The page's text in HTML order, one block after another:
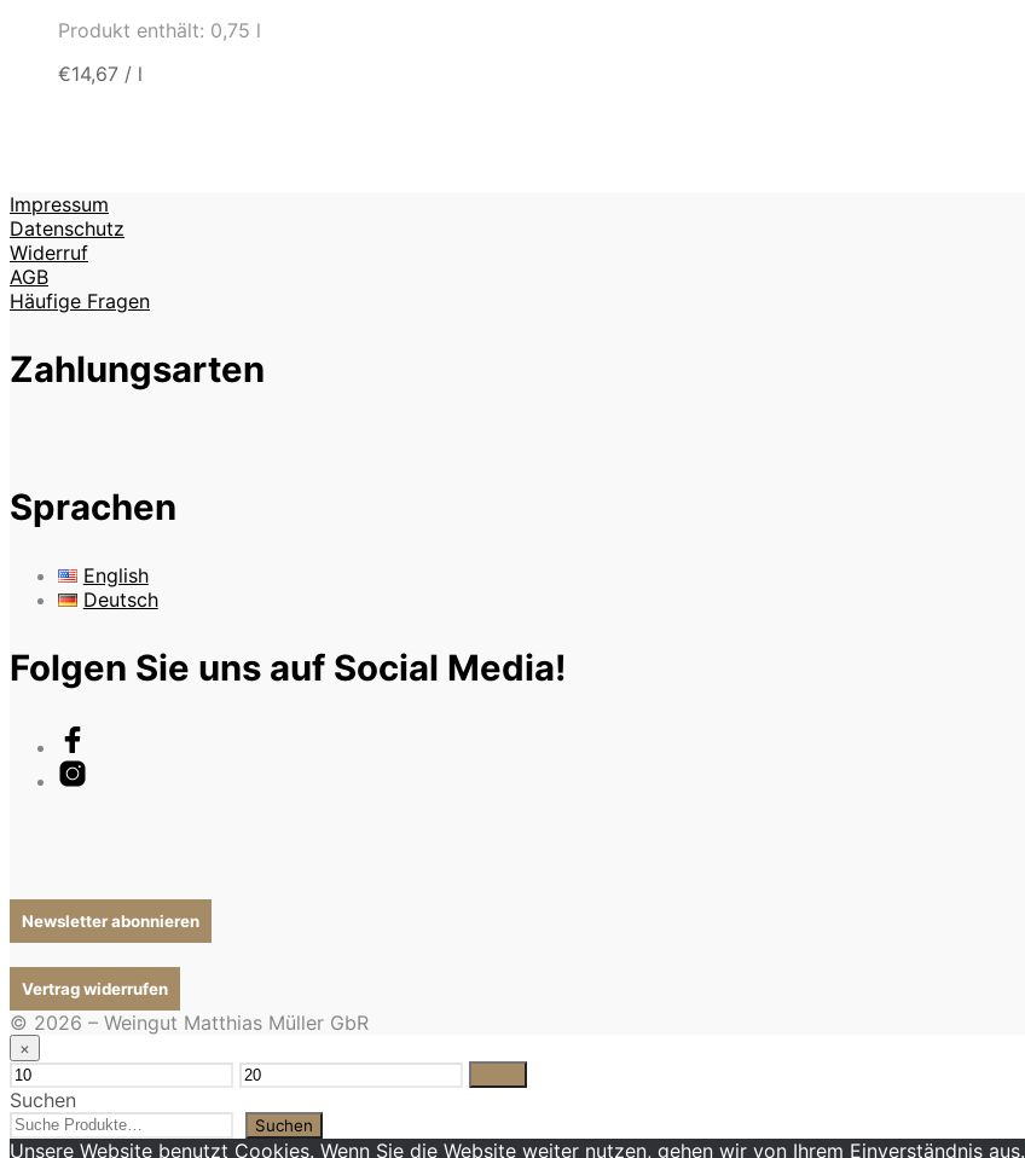
Produkt enthält: 0,75 l
€14,67 / l
Impressum
Datenschutz
Widerruf
AGB
Häufige Fragen
Zahlungsarten
Sprachen
English
Deutsch
Folgen Sie uns auf Social Media!
Newsletter abonnieren
Vertrag widerrufen
© 2026 – Weingut Matthias Müller GbR
×
Min.
Preis
Max.
Preis
Suchen
Suchen
Unsere Website benutzt Cookies. Wenn Sie die Website weiter nutzen, gehen wir von Ihrem Einverständnis aus.